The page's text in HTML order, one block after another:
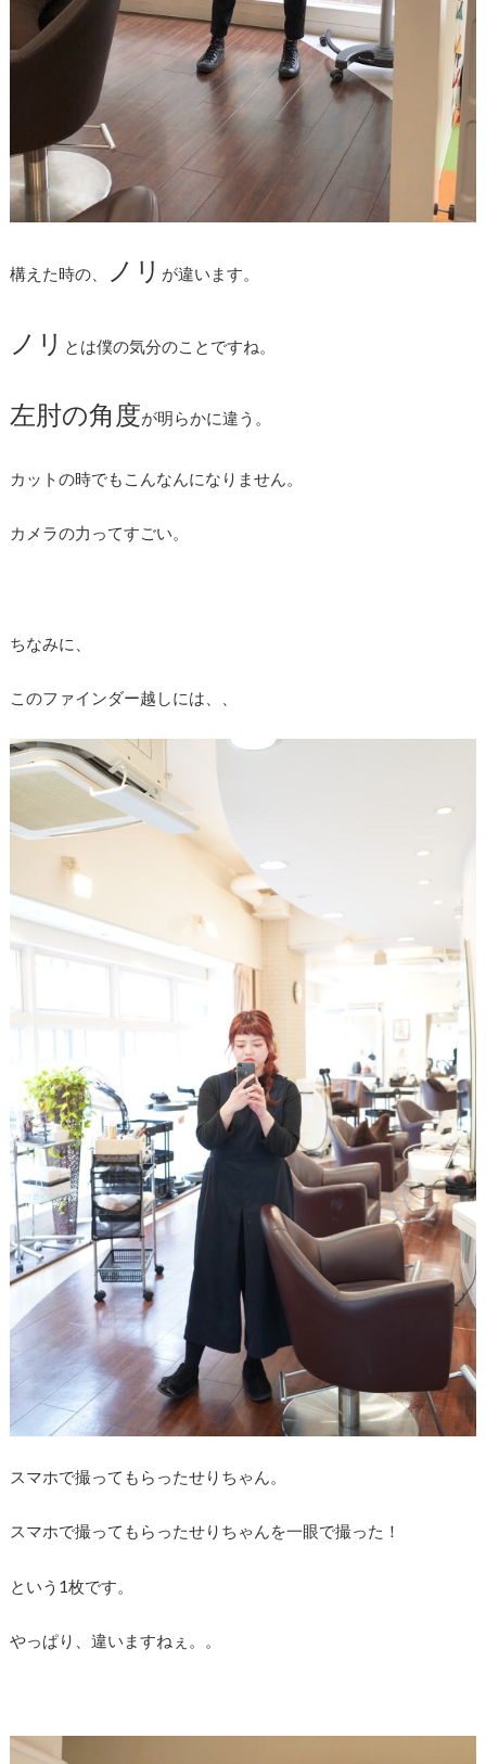
構えた時の、 ノリ が違います。
ノリ とは僕の気分のことですね。
左肘の角度が明らかに違う。
カットの時でもこんなんになりません。
カメラの力ってすごい。
ちなみに、
このファインダー越しには、、
スマホで撮ってもらったせりちゃん。
スマホで撮ってもらったせりちゃんを一眼で撮った！
という1枚です。
やっぱり、違いますねぇ。。